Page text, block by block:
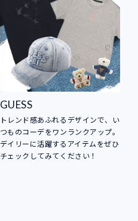
GUESS
トレンド感あふれるデザインで、い
つものコーデをワンランクアップ。
デイリーに活躍するアイテムをぜひ
チェックしてみてください！